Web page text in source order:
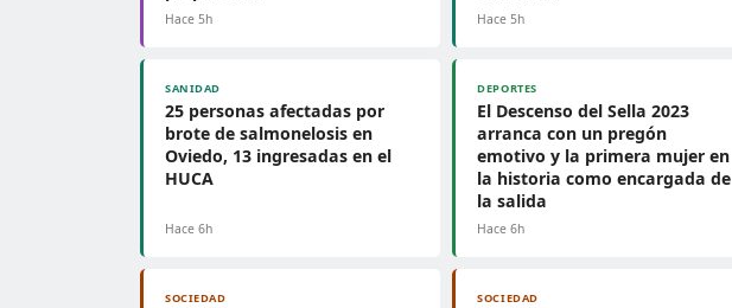
Hace 5h Hace 5h
SANIDAD
25 personas afectadas por
brote de salmonelosis en
Oviedo, 13 ingresadas en el
HUCA
Hace 6h
DEPORTES
El Descenso del Sella 2023
arranca con un pregón
emotivo y la primera mujer en
la historia como encargada de
la salida
Hace 6h
SOCIEDAD SOCIEDAD